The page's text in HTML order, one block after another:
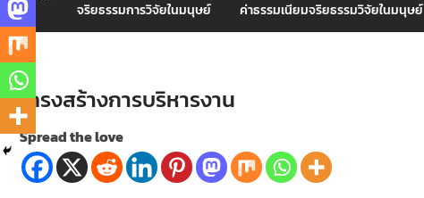
จริยธรรมการวิจัยในมนุษย์ ค่าธรรมเนียมจริยธรรมวิจัยในมนุษย์
โครงสร้างการบริหารงาน
Spread the love